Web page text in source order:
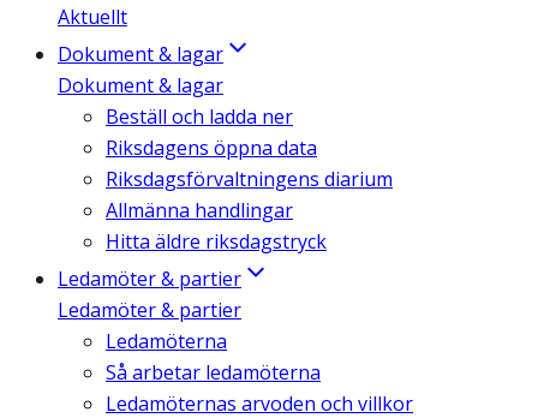
Aktuellt
Dokument & lagar
Dokument & lagar
Beställ och ladda ner
Riksdagens öppna data
Riksdagsförvaltningens diarium
Allmänna handlingar
Hitta äldre riksdagstryck
Ledamöter & partier
Ledamöter & partier
Ledamöterna
Så arbetar ledamöterna
Ledamöternas arvoden och villkor